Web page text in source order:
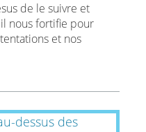
de le suivre et
nous fortifie pour
et nos